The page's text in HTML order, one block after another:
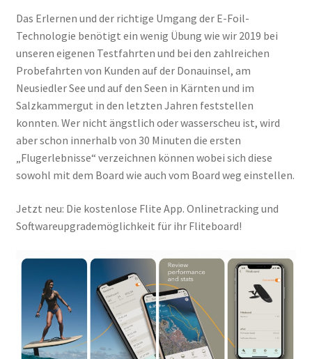
Das Erlernen und der richtige Umgang der E-Foil-
Technologie benötigt ein wenig Übung wie wir 2019 bei
unseren eigenen Testfahrten und bei den zahlreichen
Probefahrten von Kunden auf der Donauinsel, am
Neusiedler See und auf den Seen in Kärnten und im
Salzkammergut in den letzten Jahren feststellen
konnten. Wer nicht ängstlich oder wasserscheu ist, wird
aber schon innerhalb von 30 Minuten die ersten
„Flugerlebnisse“ verzeichnen können wobei sich diese
sowohl mit dem Board wie auch vom Board weg einstellen.
Jetzt neu: Die kostenlose Flite App. Onlinetracking und
Softwareupgrademöglichkeit für ihr Fliteboard!